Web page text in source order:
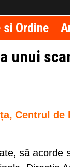
si Ordine
unui
Centrul de
să acorde